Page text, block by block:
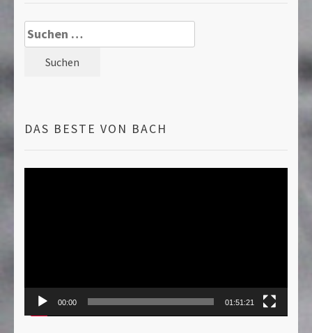
Suche
nach:
DAS BESTE VON BACH
00:00 01:51:21